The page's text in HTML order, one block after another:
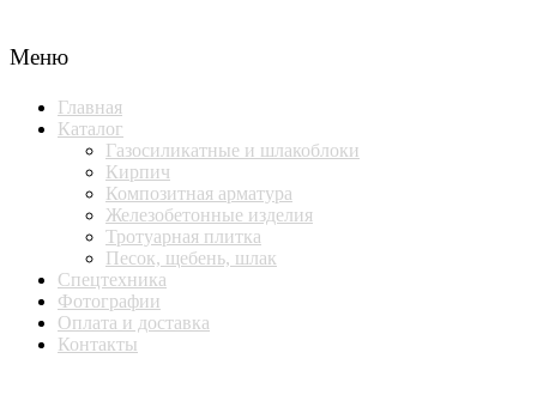
Меню
Главная
Каталог
Газосиликатные и шлакоблоки
Кирпич
Композитная арматура
Железобетонные изделия
Тротуарная плитка
Песок, щебень, шлак
Спецтехника
Фотографии
Оплата и доставка
Контакты